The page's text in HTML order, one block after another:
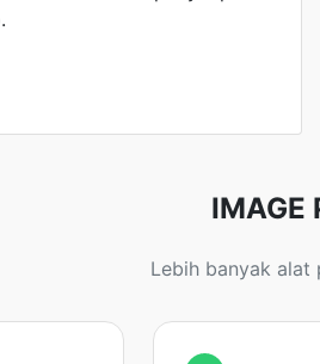
IMAGE
Lebih banyak alat